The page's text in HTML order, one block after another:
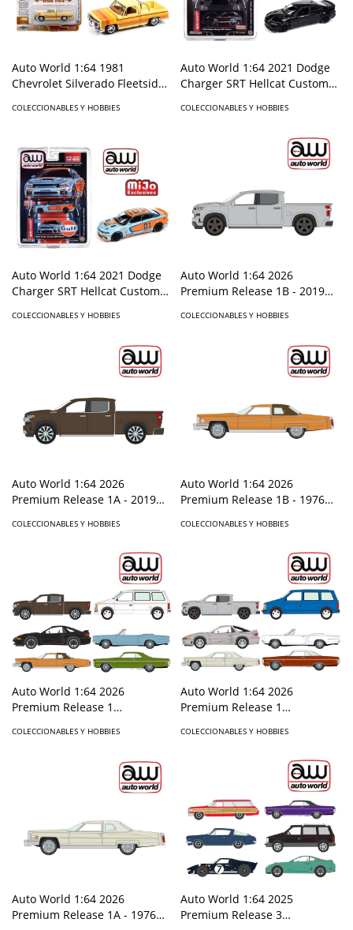
Auto World 1:64 1981
Chevrolet Silverado Fleetside
Hobby Exclusives Limited
COLECCIONABLES Y HOBBIES
Auto World 1:64 2021 Dodge
Charger SRT Hellcat Custom
Mijo Exclusives
COLECCIONABLES Y HOBBIES
Auto World 1:64 2021 Dodge
Charger SRT Hellcat Custom
pieces - Mijo Exclusives
COLECCIONABLES Y HOBBIES
Auto World 1:64 2026
Premium Release 1B - 2019
Country - Silver - Solid Pack
COLECCIONABLES Y HOBBIES
Auto World 1:64 2026
Premium Release 1A - 2019
Country -Oakwood Metallic -
COLECCIONABLES Y HOBBIES
Auto World 1:64 2026
Premium Release 1B - 1976
Amberlite Firemist Poly- Solid
COLECCIONABLES Y HOBBIES
Auto World 1:64 2026
Premium Release 1
COLECCIONABLES Y HOBBIES
Auto World 1:64 2026
Premium Release 1
COLECCIONABLES Y HOBBIES
Auto World 1:64 2026
Premium Release 1A - 1976
Auto World 1:64 2025
Premium Release 3